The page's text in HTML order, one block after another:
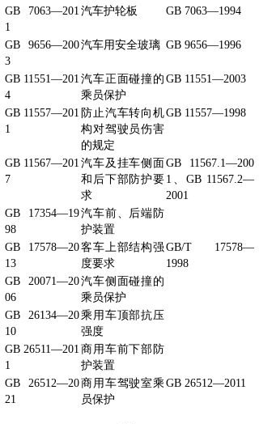
GB 7063—201
1
汽车护轮板 GB 7063—1994
GB 9656—200
3
汽车用安全玻璃 GB 9656—1996
GB 11551—201
4
汽车正面碰撞的
乘员保护
GB 11551—2003
GB 11557—201
1
防止汽车转向机
构对驾驶员伤害
的规定
GB 11557—1998
GB 11567—201
7
汽车及挂车侧面
和后下部防护要
求
GB 11567.1—200
1、GB 11567.2—
2001
GB 17354—19
98
汽车前、后端防
护装置
GB 17578—20
13
客车上部结构强
度要求
GB/T 17578—
1998
GB 20071—20
06
汽车侧面碰撞的
乘员保护
GB 26134—20
10
乘用车顶部抗压
强度
GB 26511—201
1
商用车前下部防
护装置
GB 26512—20
21
商用车驾驶室乘
员保护
GB 26512—2011